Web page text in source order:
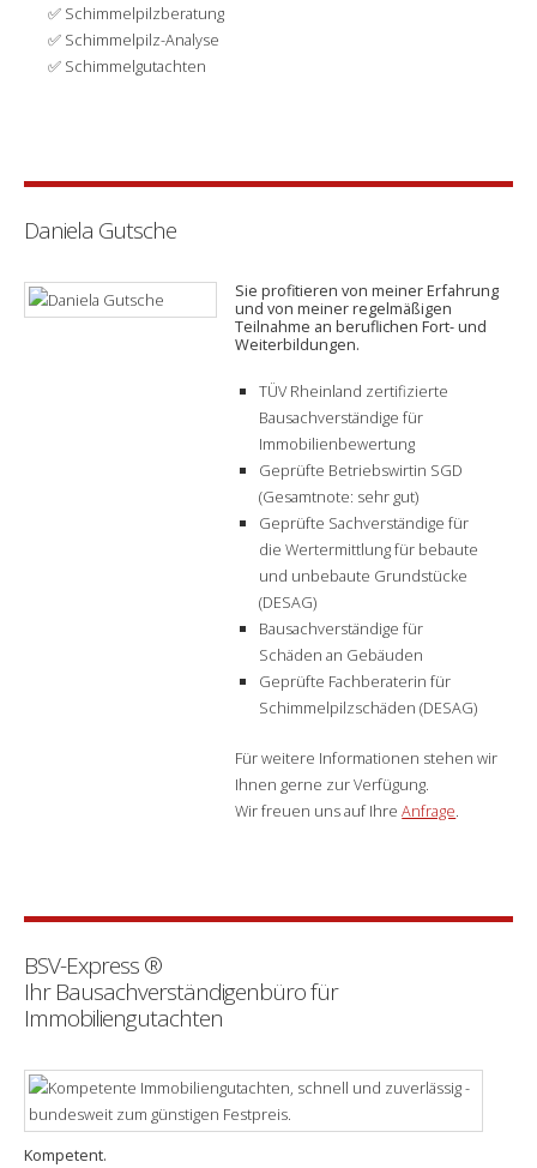
Schimmelpilzberatung
Schimmelpilz-Analyse
Schimmelgutachten
Daniela Gutsche
Sie profitieren von meiner Erfahrung
und von meiner regelmäßigen
Teilnahme an beruflichen Fort- und
Weiterbildungen.
TÜV Rheinland zertifizierte
Bausachverständige für
Immobilienbewertung
Geprüfte Betriebswirtin SGD
(Gesamtnote: sehr gut)
Geprüfte Sachverständige für
die Wertermittlung für bebaute
und unbebaute Grundstücke
(DESAG)
Bausachverständige für
Schäden an Gebäuden
Geprüfte Fachberaterin für
Schimmelpilzschäden (DESAG)
Für weitere Informationen stehen wir
Ihnen gerne zur Verfügung.
Wir freuen uns auf IhreAnfrage.
BSV-Express®
Ihr Bausachverständigenbüro für
Immobiliengutachten
Kompetent.